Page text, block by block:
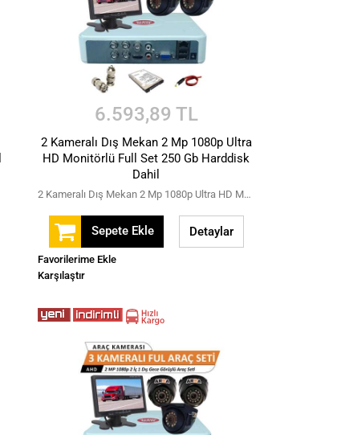
6.593,89 TL
2 Kameralı Dış Mekan 2 Mp 1080p Ultra
HD Monitörlü Full Set 250 Gb Harddisk
Dahil
2 Kameralı Dış Mekan 2 Mp 1080p Ultra HD Monitörlü Full Set 250 Gb Harddisk Dahil
Sepete Ekle Detaylar
Favorilerime Ekle
Karşılaştır